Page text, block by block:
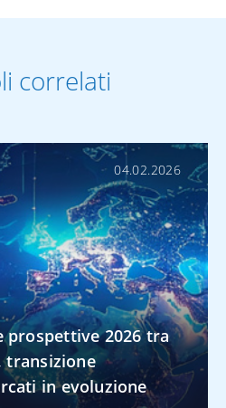
correlati
04.02.2026
prospettive 2026 tra
transizione
in evoluzione